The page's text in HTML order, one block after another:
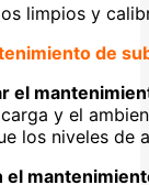
limpios y
de
el
y el
los niveles de
el